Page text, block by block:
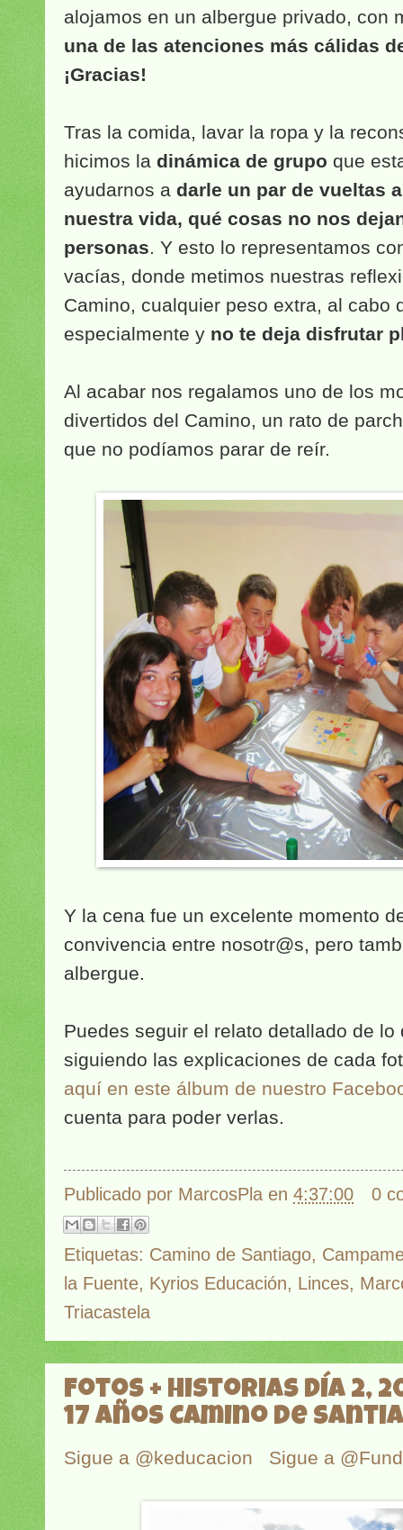
alojamos en un albergue privado, con
una de las atenciones más cálidas
¡Gracias!
Tras la comida, lavar la ropa y la
hicimos la dinámica de grupo que
ayudarnos a darle un par de vueltas
nuestra vida, qué cosas no nos
personas. Y esto lo representamos
vacías, donde metimos nuestras
Camino, cualquier peso extra, al cabo
especialmente y no te deja disfrutar
Al acabar nos regalamos uno de los
divertidos del Camino, un rato de
que no podíamos parar de reír.
Y la cena fue un excelente momento
convivencia entre nosotr@s, pero
albergue.
Puedes seguir el relato detallado de
siguiendo las explicaciones de cada
aquí en este álbum de nuestro
cuenta para poder verlas.
Publicado por MarcosPla en 4:37:00 0
Etiquetas: Camino de Santiago,
la Fuente, Kyrios Educación, Linces,
Triacastela
Fotos + historias Día 2,
17 años Camino de
Sigue a @keducacion Sigue a